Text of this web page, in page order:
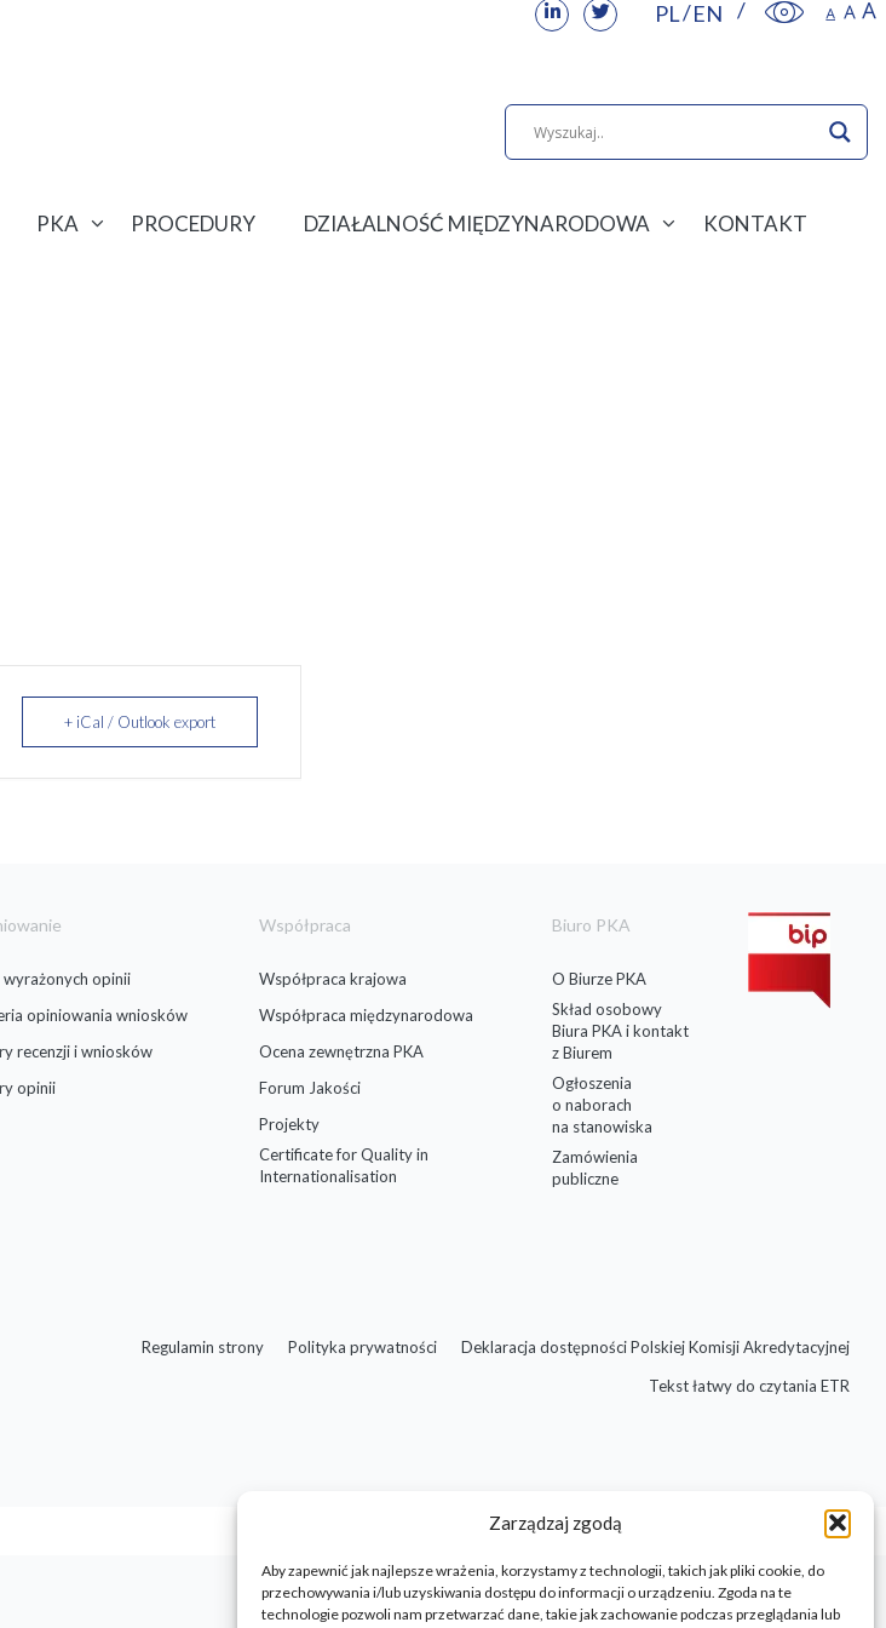
Zarządzaj zgodą
Aby zapewnić jak najlepsze wrażenia, korzystamy z technologii, takich jak pliki cookie, do
przechowywania i/lub uzyskiwania dostępu do informacji o urządzeniu. Zgoda na te
technologie pozwoli nam przetwarzać dane, takie jak zachowanie podczas przeglądania lub
PL EN
PKA PROCEDURY DZIAŁALNOŚĆ MIĘDZYNARODOWA KONTAKT
+ iCal / Outlook export
wyrażonych opinii
opiniowania wniosków
recenzji i wniosków
opinii
Współpraca
Współpraca krajowa
Współpraca międzynarodowa
Ocena zewnętrzna PKA
Forum Jakości
Projekty
Certificate for Quality in
Internationalisation
Biuro PKA
O Biurze PKA
Skład osobowy
Biura PKA i kontakt
z Biurem
Ogłoszenia
o naborach
na stanowiska
Zamówienia
publiczne
Regulamin strony Polityka prywatności
Deklaracja dostępności Polskiej Komisji Akredytacyjnej
Tekst łatwy do czytania ETR